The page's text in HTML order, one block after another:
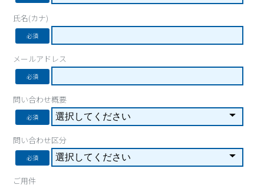
氏名(カナ)
必須
メールアドレス
必須
問い合わせ概要
必須
問い合わせ区分
必須
ご用件